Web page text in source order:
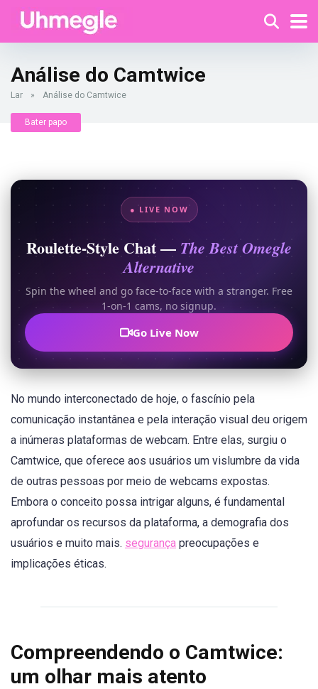
Análise do Camtwice
Lar » Análise do Camtwice
Bater papo
● LIVE NOW
Roulette-Style Chat — The Best Omegle
Alternative
Spin the wheel and go face-to-face with a stranger. Free
1-on-1 cams, no signup.
Go Live Now
No mundo interconectado de hoje, o fascínio pela
comunicação instantânea e pela interação visual deu origem
a inúmeras plataformas de webcam. Entre elas, surgiu o
Camtwice, que oferece aos usuários um vislumbre da vida
de outras pessoas por meio de webcams expostas.
Embora o conceito possa intrigar alguns, é fundamental
aprofundar os recursos da plataforma, a demografia dos
usuários e muito mais. segurança preocupações e
implicações éticas.
Compreendendo o Camtwice:
um olhar mais atento